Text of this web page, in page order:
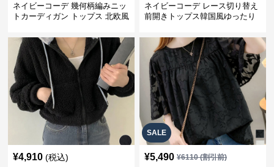
ネイビーコーデ 幾何柄編みニッ
トカーディガン トップス 北欧風
ネイビーコーデ レース切り替え
前開きトップス韓国風ゆったり
¥4,910 (税込)
SALE
¥5,490 ¥6110(割引前)